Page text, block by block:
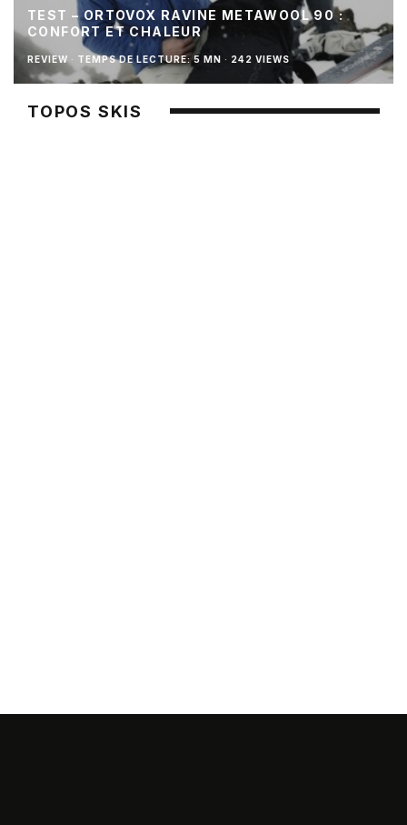
TEST – ORTOVOX RAVINE METAWOOL 90 :
CONFORT ET CHALEUR
REVIEW · TEMPS DE LECTURE: 5 MN · 242 VIEWS
TOPOS SKIS